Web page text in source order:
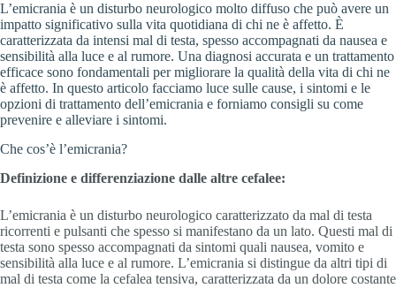
L’emicrania è un disturbo neurologico molto diffuso che può avere un
impatto significativo sulla vita quotidiana di chi ne è affetto. È
caratterizzata da intensi mal di testa, spesso accompagnati da nausea e
sensibilità alla luce e al rumore. Una diagnosi accurata e un trattamento
efficace sono fondamentali per migliorare la qualità della vita di chi ne
è affetto. In questo articolo facciamo luce sulle cause, i sintomi e le
opzioni di trattamento dell’emicrania e forniamo consigli su come
prevenire e alleviare i sintomi.
Che cos’è l’emicrania?
Definizione e differenziazione dalle altre cefalee:
L’emicrania è un disturbo neurologico caratterizzato da mal di testa
ricorrenti e pulsanti che spesso si manifestano da un lato. Questi mal di
testa sono spesso accompagnati da sintomi quali nausea, vomito e
sensibilità alla luce e al rumore. L’emicrania si distingue da altri tipi di
mal di testa come la cefalea tensiva, caratterizzata da un dolore costante